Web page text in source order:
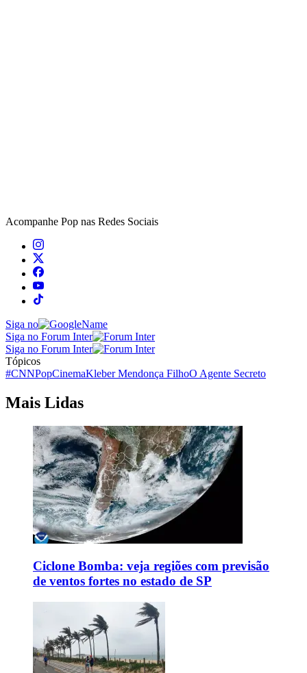
Acompanhe Pop nas Redes Sociais
Siga no
Siga no Forum Inter
Siga no Forum Inter
Tópicos
#CNNPopCinemaKleber Mendonça FilhoO Agente Secreto
Mais Lidas
Ciclone Bomba: veja regiões com previsão
de ventos fortes no estado de SP